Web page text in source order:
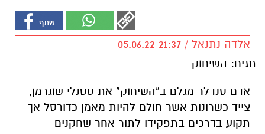
אלדה נתנאל / 21:37 05.06.22
תגים: השיחוק
אדם סנדלר מגלם ב”השיחוק” את סטנלי שוגרמן,
צייד כשרונות אשר חולם להיות מאמן כדורסל אך
תקוע בדרכים בתפקידו לתור אחר שחקנים